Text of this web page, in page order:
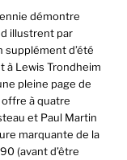
démontre
illustrent par
supplément d’été
à Lewis Trondheim
pleine page de
à quatre
et Paul Martin
marquante de la
(avant d’être